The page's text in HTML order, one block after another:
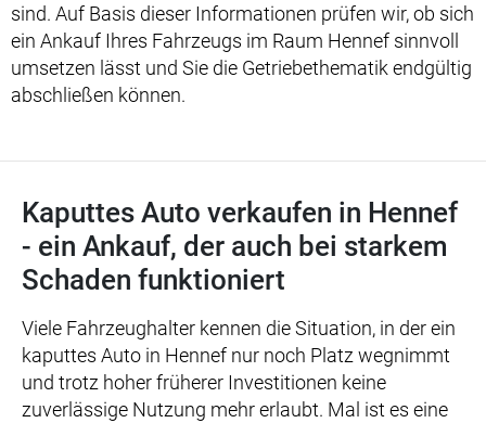
sind. Auf Basis dieser Informationen prüfen wir, ob sich
ein Ankauf Ihres Fahrzeugs im Raum Hennef sinnvoll
umsetzen lässt und Sie die Getriebethematik endgültig
abschließen können.
Kaputtes Auto verkaufen in Hennef
- ein Ankauf, der auch bei starkem
Schaden funktioniert
Viele Fahrzeughalter kennen die Situation, in der ein
kaputtes Auto in Hennef nur noch Platz wegnimmt
und trotz hoher früherer Investitionen keine
zuverlässige Nutzung mehr erlaubt. Mal ist es eine